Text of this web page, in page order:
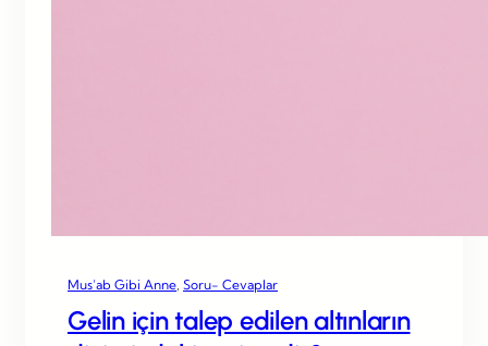
Mus’ab Gibi Anne Soru- Cevaplar
Gelin için talep edilen altınların